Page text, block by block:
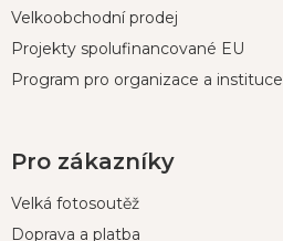
Velkoobchodní prodej
Projekty spolufinancované EU
Program pro organizace a instituce
Pro zákazníky
Velká fotosoutěž
Doprava a platba